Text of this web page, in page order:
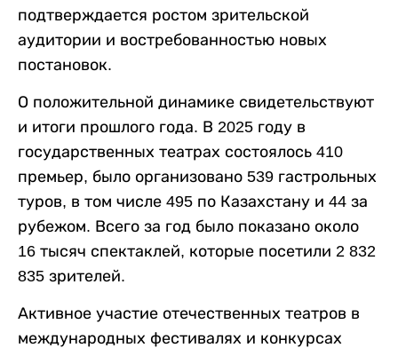
подтверждается ростом зрительской
аудитории и востребованностью новых
постановок.
О положительной динамике свидетельствуют
и итоги прошлого года. В 2025 году в
государственных театрах состоялось 410
премьер, было организовано 539 гастрольных
туров, в том числе 495 по Казахстану и 44 за
рубежом. Всего за год было показано около
16 тысяч спектаклей, которые посетили 2 832
835 зрителей.
Активное участие отечественных театров в
международных фестивалях и конкурсах